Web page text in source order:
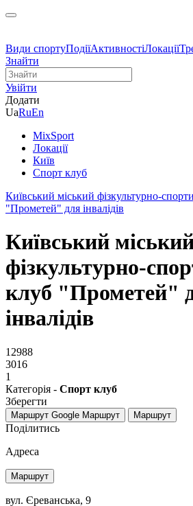
Види спортуПодіїАктивностіЛокації
Знайти
Увійти
Додати
UaRuEn
MixSport
Локації
Київ
Спорт клуб
Київський міський фізкультурно-
"Прометей" для інвалідів
Київський
фізкультурно-
клуб "Прометей"
інвалідів
12988
3016
1
Категорія - Спорт клуб
Зберегти
Маршрут Google Маршрут Маршрут
Поділитись
Адреса
Маршрут
вул. Єреванська, 9